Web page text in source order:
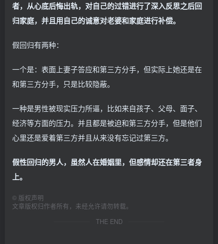
者，从心底后悔出轨，对自己的过错进行了深入反思之后回
归家庭，并且用自己的诚意对老婆和家庭进行补偿。
假回归有两种：
一个是：表面上妻子答应和第三方分手，但实际上她还是在
和第三方分手，只是比较隐蔽。
一种是男性被现实压力所逼，比如来自孩子、父母、面子、
经济等方面的压力。并且都是被迫和第三方分手，但是他们
心里还是爱着第三方并且从来没有忘记过第三方。
假性回归的男人，虽然人在婚姻里，但感情却还在第三者身
上。
© 版权声明
文章版权归作者所有，未经允许请勿转载。
THE END